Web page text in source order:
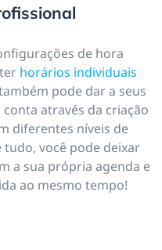
de hora
horários individuais
pode dar a seus
através da criação
diferentes níveis de
tudo, você pode deixar
a sua própria agenda e
ao mesmo tempo!